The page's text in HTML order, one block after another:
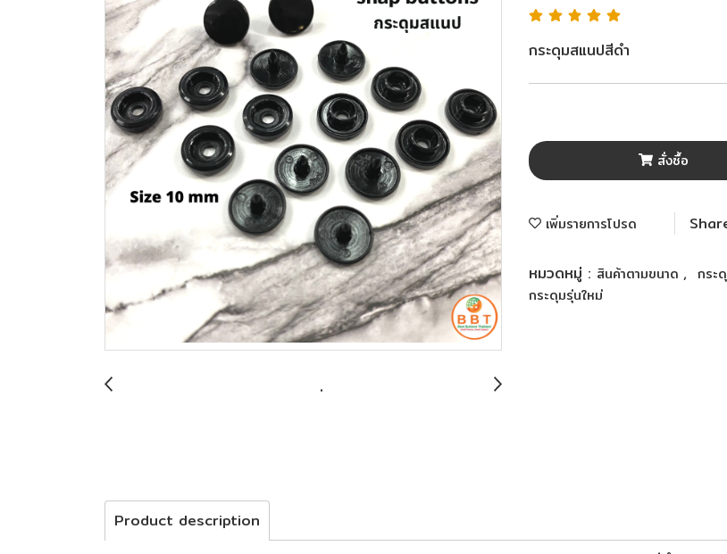
กระดุมสแนปสีดำ
สั่งซื้อ
เพิ่มรายการโปรด
หมวดหมู่ : สินค้าตามขนาด , กระ
กระดุมรุ่นใหม่
Product description